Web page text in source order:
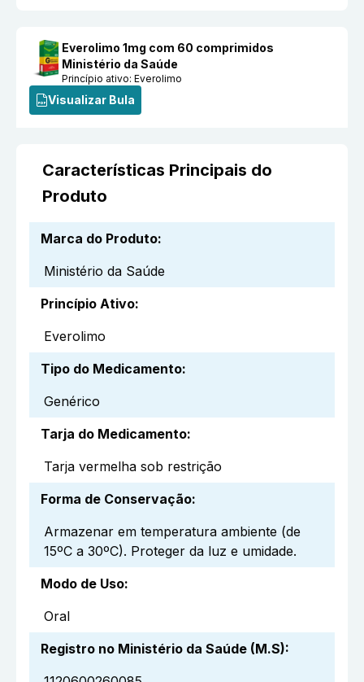
Everolimo 1mg com 60 comprimidos
Ministério da Saúde
Princípio ativo:Everolimo
Visualizar Bula
Características Principais do
Produto
Marca do Produto:
Ministério da Saúde
Princípio Ativo:
Everolimo
Tipo do Medicamento:
Genérico
Tarja do Medicamento:
Tarja vermelha sob restrição
Forma de Conservação:
Armazenar em temperatura ambiente (de
15ºC a 30ºC). Proteger da luz e umidade.
Modo de Uso:
Oral
Registro no Ministério da Saúde (M.S):